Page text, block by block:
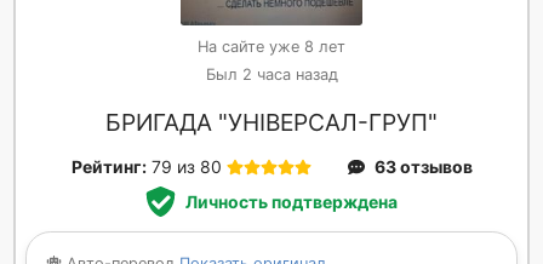
На сайте уже 8 лет
Был 2 часа назад
БРИГАДА "УНІВЕРСАЛ-ГРУП"
Рейтинг: 79 из 80
63 отзывов
Личность подтверждена